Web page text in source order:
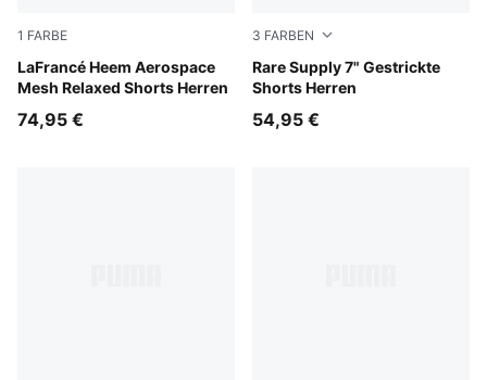
1 FARBE
LaFrancé Heem Aerospace
Mesh Relaxed Shorts Herren
PUMA White-AOP
74,95 €
3 FARBEN
Rare Supply 7" Gestrickte
Shorts Herren
Platinum Gray-AOP
54,95 €